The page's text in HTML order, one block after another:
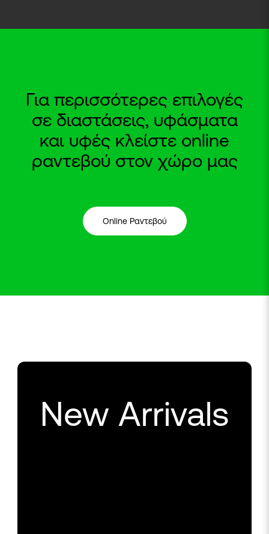
Για περισσότερες επιλογές
σε διαστάσεις, υφάσματα
και υφές κλείστε online
ραντεβού στον χώρο μας
Online Ραντεβού
New Arrivals